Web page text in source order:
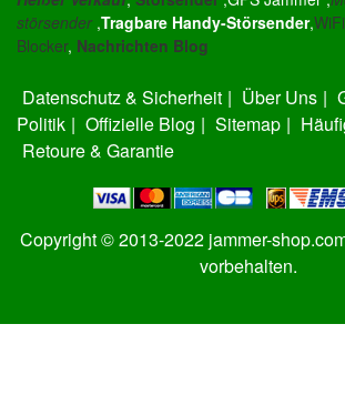
störsender ,Tragbare Handy-Störsender,
Blocker, Nachrichten Blog
Datenschutz & Sicherheit | Über Uns |
Politik | Offizielle Blog | Sitemap |
Retoure & Garantie
Copyright © 2013-2022 jammer-
vorbehalten.